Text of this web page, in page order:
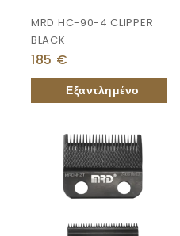
MRD HC-90-4 CLIPPER
BLACK
185 €